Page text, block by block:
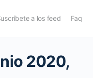
a los feed Faq
2020,